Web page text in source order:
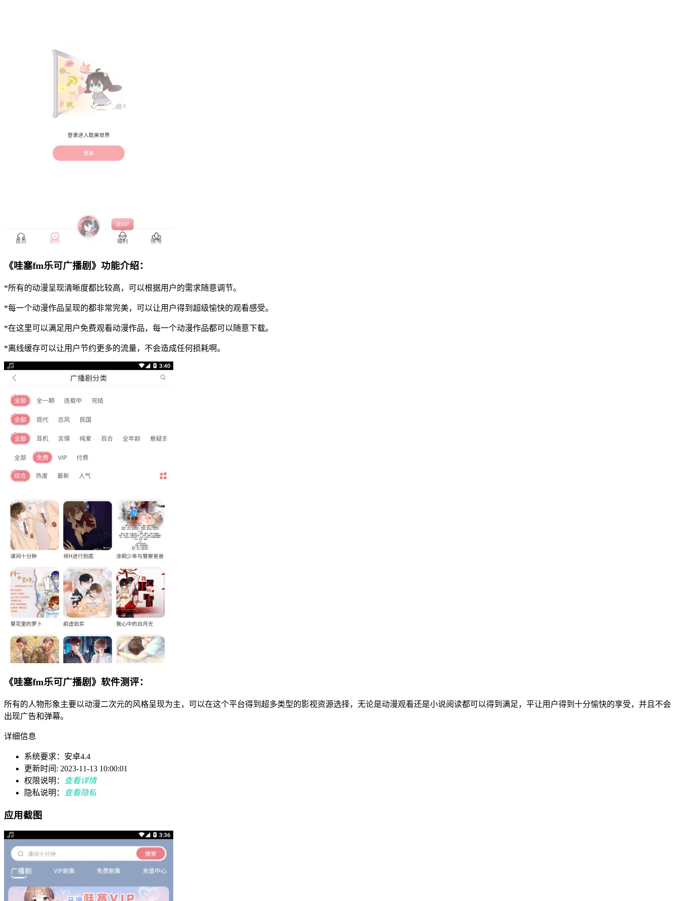
《哇塞fm乐可广播剧》功能介绍：
*所有的动漫呈现清晰度都比较高，可以根据用户的需求随意调节。
*每一个动漫作品呈现的都非常完美，可以让用户得到超级愉快的观看感受。
*在这里可以满足用户免费观看动漫作品，每一个动漫作品都可以随意下载。
*离线缓存可以让用户节约更多的流量，不会造成任何损耗啊。
《哇塞fm乐可广播剧》软件测评：
所有的人物形象主要以动漫二次元的风格呈现为主，可以在这个平台得到超多类型的影视资源选择，无论是动漫观看还是小说阅读都可以得到满足，平让用户得到十分愉快的享受，并且不会
出现广告和弹幕。
详细信息
系统要求：安卓4.4
更新时间: 2023-11-13 10:00:01
权限说明：
查看详情
隐私说明：
查看隐私
应用截图